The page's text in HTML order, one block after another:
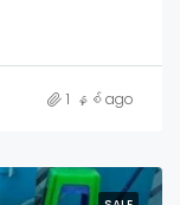
1 နှစ် ago